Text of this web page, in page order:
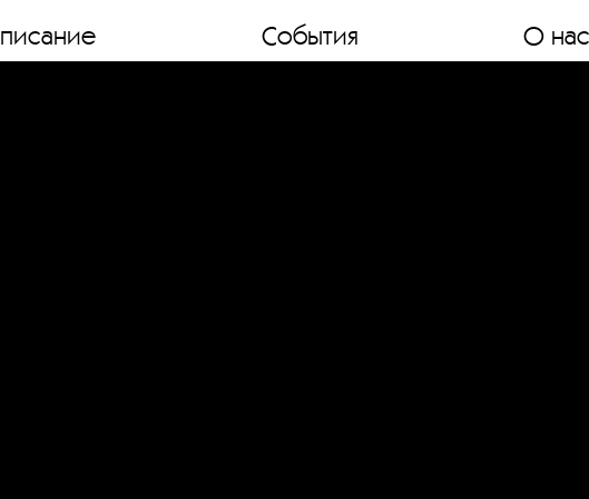
События О нас